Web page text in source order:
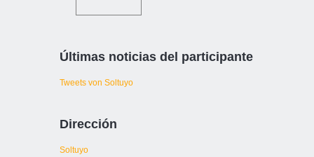
Últimas noticias del participante
Tweets von Soltuyo
Dirección
Soltuyo